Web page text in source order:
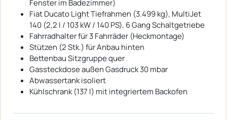
Fenster im Badezimmer)
Fiat Ducato Light Tiefrahmen (3.499 kg), MultiJet
140 (2,2 l / 103 kW / 140 PS), 6 Gang Schaltgetriebe
Fahrradhalter für 3 Fahrräder (Heckmontage)
Stützen (2 Stk.) für Anbau hinten
Bettenbau Sitzgruppe quer
Gassteckdose außen Gasdruck 30 mbar
Abwassertank isoliert
Kühlschrank (137 l) mit integriertem Backofen